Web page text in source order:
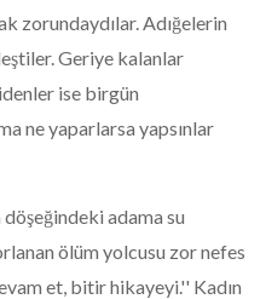
zorundaydılar. Adığelerin
Geriye kalanlar
ise birgün
ne yaparlarsa yapsınlar
adama su
ölüm yolcusu zor nefes
et, bitir hikayeyi.'' Kadın